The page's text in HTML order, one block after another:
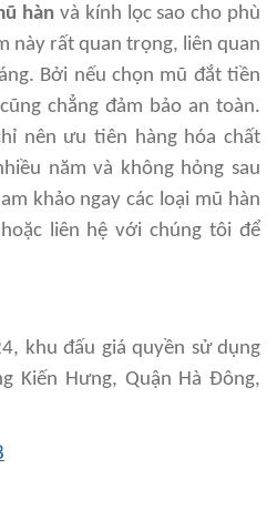
hàn và kính lọc sao cho phù
này rất quan trọng, liên quan
Bởi nếu chọn mũ đắt tiền
chẳng đảm bảo an toàn.
nên ưu tiên hàng hóa chất
năm và không hỏng sau
khảo ngay các loại mũ hàn
liên hệ với chúng tôi để
khu đấu giá quyền sử dụng
Kiến Hưng, Quận Hà Đông,